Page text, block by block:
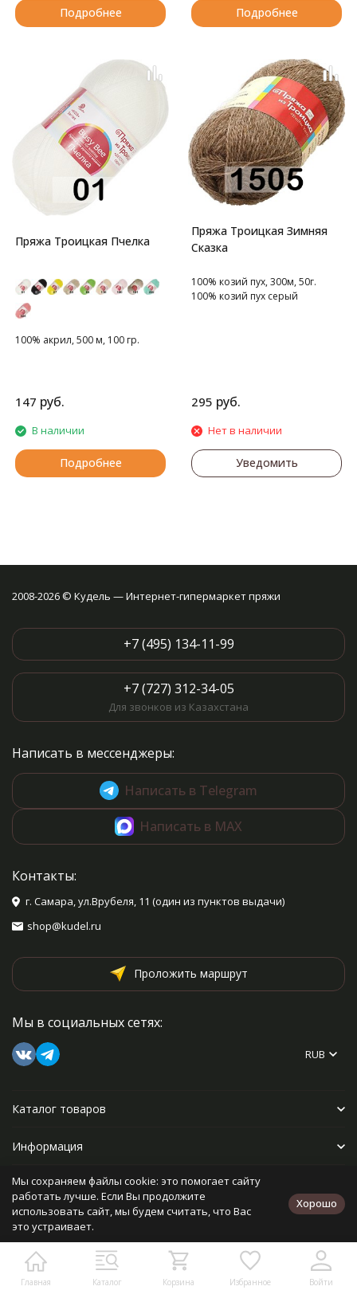
Подробнее Подробнее
Пряжа Троицкая Пчелка
100% акрил, 500 м, 100 гр.
147 руб.
В наличии
Подробнее
Пряжа Троицкая Зимняя
Сказка
100% козий пух, 300м, 50г.
100% козий пух серый
295 руб.
Нет в наличии
Уведомить
Главная Каталог Корзина Избранное Войти
2008-2026 © Кудель — Интернет-гипермаркет пряжи
+7 (495) 134-11-99
+7 (727) 312-34-05
Для звонков из Казахстана
Написать в мессенджеры:
Написать в Telegram
Написать в MAX
Контакты:
г. Самара, ул.Врубеля, 11 (один из пунктов выдачи)
shop@kudel.ru
Проложить маршрут
Мы в социальных сетях:
RUB
Каталог товаров
Информация
Прочее
Политика персональных данных
Разработано в
bodysite.ru
Мы сохраняем файлы cookie: это помогает сайту
работать лучше. Если Вы продолжите
использовать сайт, мы будем считать, что Вас
это устраивает.
Хорошо